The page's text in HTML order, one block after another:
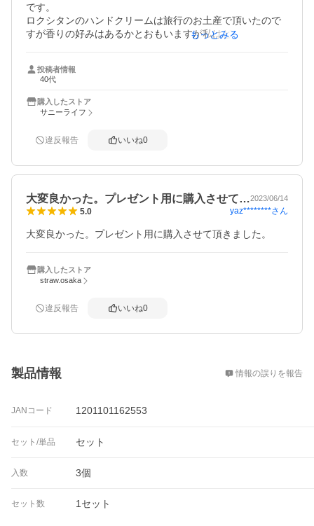
です。
ロクシタンのハンドクリームは旅行のお土産で頂いたので
すが香りの好みはあるかとおもいますが私はどれもスキな
でもらえると思います😊
もっとみる
投稿者情報
40代
購入したストア
サニーライフ
違反報告 いいね0
大変良かった。プレゼント用に購入させて…2023/06/14
5.0 yaz********さん
大変良かった。プレゼント用に購入させて頂きました。
購入したストア
straw.osaka
違反報告 いいね0
製品情報 情報の誤りを報告
JANコード 1201101162553
セット/単品 セット
入数 3個
セット数 1セット